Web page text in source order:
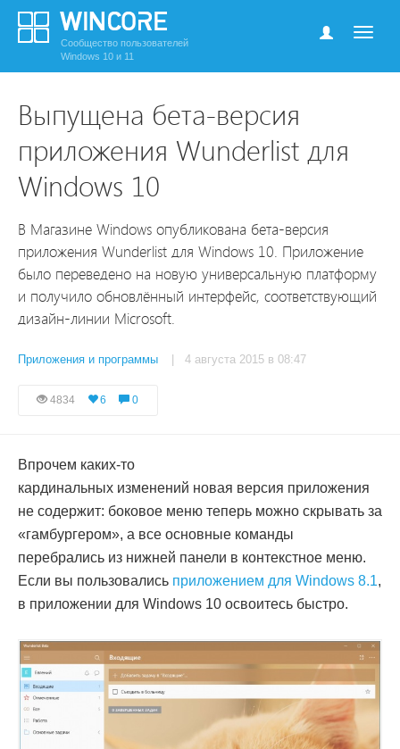
Сообщество пользователей
Windows 10 и 11
Выпущена бета-версия
приложения Wunderlist для
Windows 10
В Магазине Windows опубликована бета-версия
приложения Wunderlist для Windows 10. Приложение
было переведено на новую универсальную платформу
и получило обновлённый интерфейс, соответствующий
дизайн-линии Microsoft.
Приложения и программы | 4 августа 2015 в 08:47
4834 6 0
Впрочем каких-то
кардинальных изменений новая версия приложения
не содержит: боковое меню теперь можно скрывать за
«гамбургером», а все основные команды
перебрались из нижней панели в контекстное меню.
Если вы пользовались приложением для Windows 8.1,
в приложении для Windows 10 освоитесь быстро.